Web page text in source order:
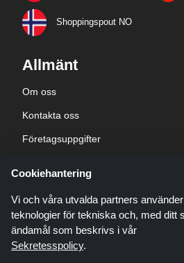
Shoppingspout NO
Allmänt
Om oss
Kontakta oss
Företagsuppgifter
Cookiehantering
Vi och våra utvalda partners
teknologier för tekniska och, med ditt
ändamål som beskrivs i vår
Sekretesspolicy.